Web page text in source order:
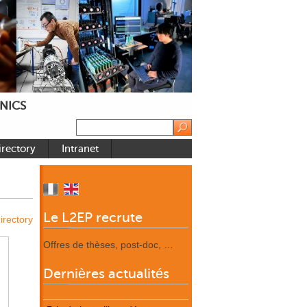
Intranet
Le L2EP recrute
Offres de thèses, post-doc, …
Dernières actualités